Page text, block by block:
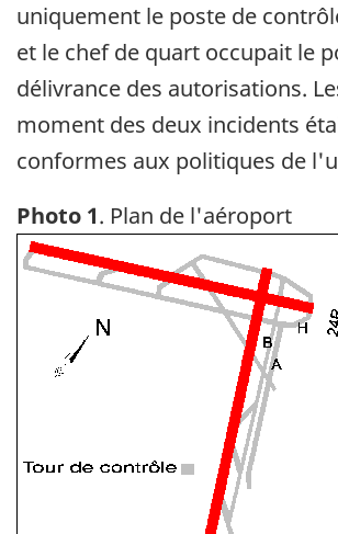
uniquement le poste de
et le chef de quart occupait le
délivrance des autorisations.
moment des deux incidents
conformes aux politiques de
Photo 1. Plan de l'aéroport
Image